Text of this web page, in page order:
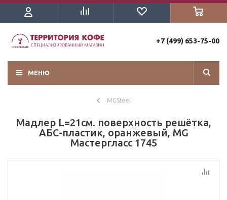
+7 (499) 653-75-00
МЕНЮ
MGSteel
Мадлер L=21см. поверхность решётка,
АБС-пластик, оранжевый, MG
Мастергласс 1745